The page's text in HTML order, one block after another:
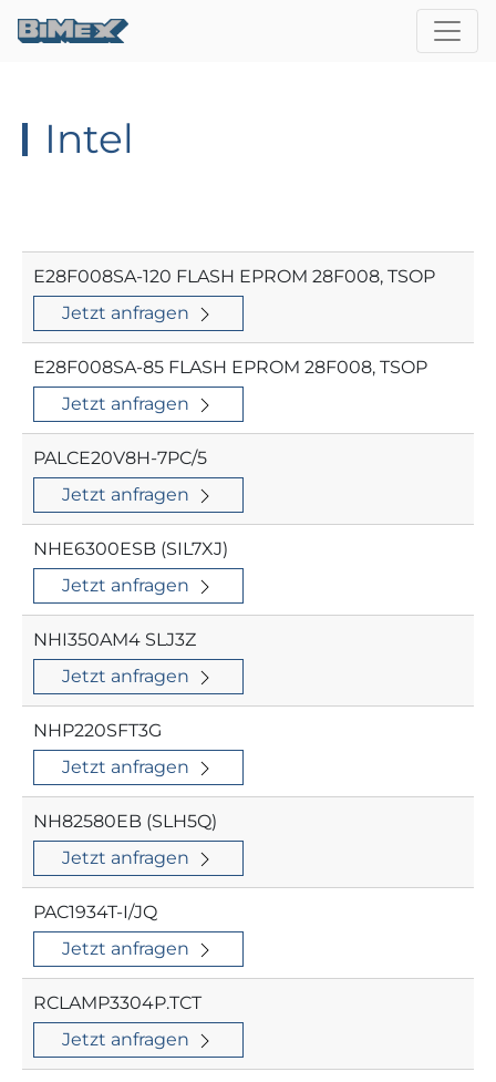
Intel
E28F008SA-120 FLASH EPROM 28F008, TSOP
Jetzt anfragen
E28F008SA-85 FLASH EPROM 28F008, TSOP
Jetzt anfragen
PALCE20V8H-7PC/5
Jetzt anfragen
NHE6300ESB (SIL7XJ)
Jetzt anfragen
NHI350AM4 SLJ3Z
Jetzt anfragen
NHP220SFT3G
Jetzt anfragen
NH82580EB (SLH5Q)
Jetzt anfragen
PAC1934T-I/JQ
Jetzt anfragen
RCLAMP3304P.TCT
Jetzt anfragen